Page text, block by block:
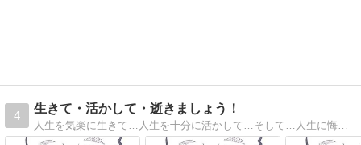
4
生きて・活かして・逝きましょう！
人生を気楽に生きて…人生を十分に活かして…そして…人生に悔いを残すことなく、安らかな心で逝く